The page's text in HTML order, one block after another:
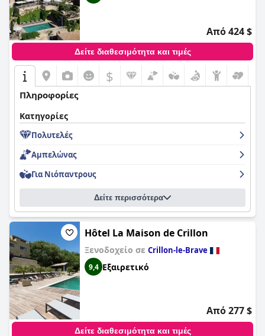
Από 424 $
Δείτε διαθεσιμότητα και τιμές
$
Πληροφορίες
Κατηγορίες
Πολυτελές
Αμπελώνας
Για Νιόπαντρους
Δείτε περισσότερα
Hôtel La Maison de Crillon
Ξενοδοχείο σε Crillon-le-Brave
9,4 Εξαιρετικό
Από 277 $
Δείτε διαθεσιμότητα και τιμές